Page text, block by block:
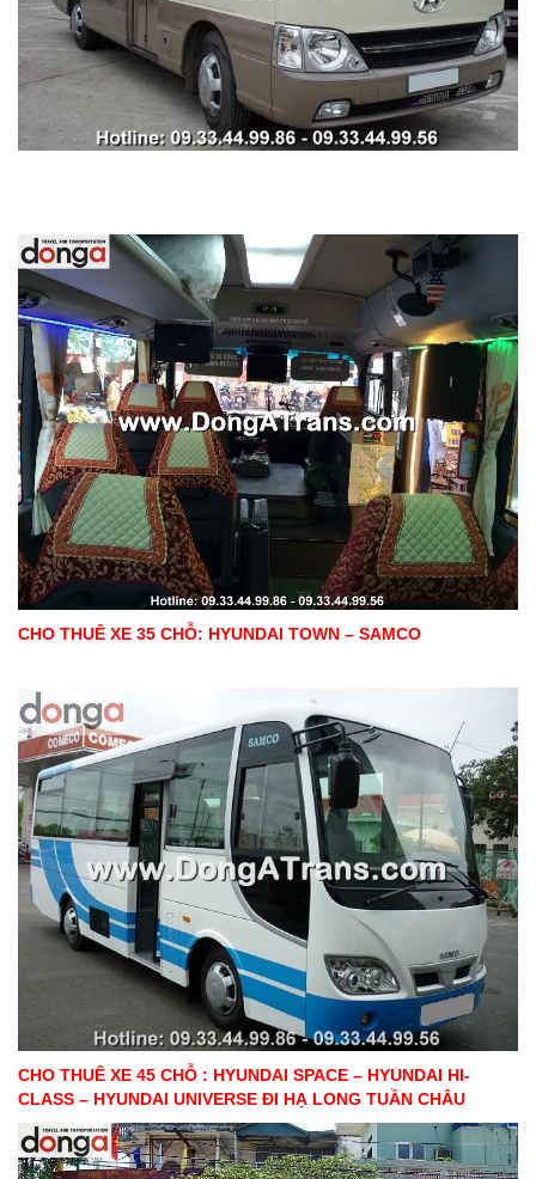
CHO THUÊ XE 35 CHỖ: HYUNDAI TOWN – SAMCO
CHO THUÊ XE 45 CHỖ : HYUNDAI SPACE – HYUNDAI HI-
CLASS – HYUNDAI UNIVERSE ĐI HẠ LONG TUẦN CHÂU